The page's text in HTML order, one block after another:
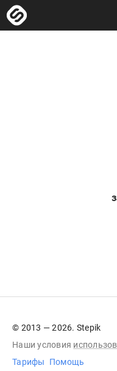
© 2013 — 2026. Stepik
Наши условия
Тарифы
Помощь